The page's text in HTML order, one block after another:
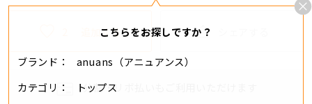
こちらをお探しですか？
ブランド
anuans（アニュアンス）
カテゴリ
トップス
追加する
分割・リボ払いもご利用いただけます